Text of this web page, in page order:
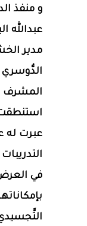
و منفذ
عبدالله
مدير
المشرف
عبرت له
في